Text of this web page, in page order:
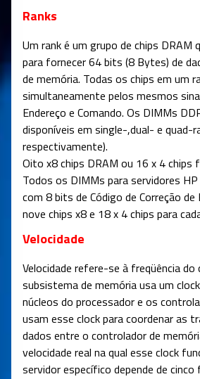
Ranks
Um rank é um grupo de chips DRAM
para fornecer 64 bits (8 Bytes) de
de memória. Todas os chips em um
simultaneamente pelos mesmos
Endereço e Comando. Os DIMMs
disponíveis em single-,dual- e quad-
respectivamente).
Oito x8 chips DRAM ou 16 x 4 chips
Todos os DIMMs para servidores
com 8 bits de Código de Correção de
nove chips x8 e 18 x 4 chips para
Velocidade
Velocidade refere-se à freqüência do
subsistema de memória usa um
núcleos do processador e os
usam esse clock para coordenar as
dados entre o controlador de
velocidade real na qual esse clock
servidor específico depende de